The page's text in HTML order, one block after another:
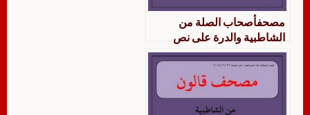
مصحفأصحاب الصلة من
الشاطبية والدرة على نص
قالون بوجه صلة ميم الجمع
وقصر المنفصل